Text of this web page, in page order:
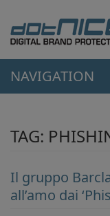
NAVIGATION
TAG:
Il gruppo
all’amo dai